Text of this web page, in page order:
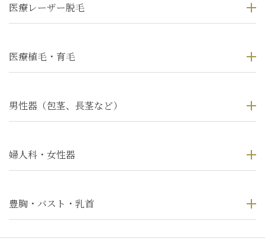
医療レーザー脱毛
医療植毛・育毛
男性器（包茎、長茎など）
婦人科・女性器
豊胸・バスト・乳首